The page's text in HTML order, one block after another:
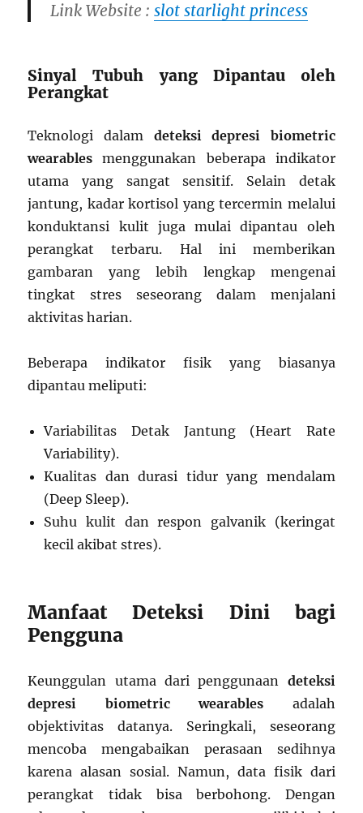
Link Website :slot starlight princess
Sinyal Tubuh yang Dipantau oleh
Perangkat
Teknologi dalam deteksi depresi biometric
wearables menggunakan beberapa indikator
utama yang sangat sensitif. Selain detak
jantung, kadar kortisol yang tercermin melalui
konduktansi kulit juga mulai dipantau oleh
perangkat terbaru. Hal ini memberikan
gambaran yang lebih lengkap mengenai
tingkat stres seseorang dalam menjalani
aktivitas harian.
Beberapa indikator fisik yang biasanya
dipantau meliputi:
Variabilitas Detak Jantung (Heart Rate
Variability).
Kualitas dan durasi tidur yang mendalam
(Deep Sleep).
Suhu kulit dan respon galvanik (keringat
kecil akibat stres).
Manfaat Deteksi Dini bagi
Pengguna
Keunggulan utama dari penggunaan deteksi
depresi biometric wearables adalah
objektivitas datanya. Seringkali, seseorang
mencoba mengabaikan perasaan sedihnya
karena alasan sosial. Namun, data fisik dari
perangkat tidak bisa berbohong. Dengan